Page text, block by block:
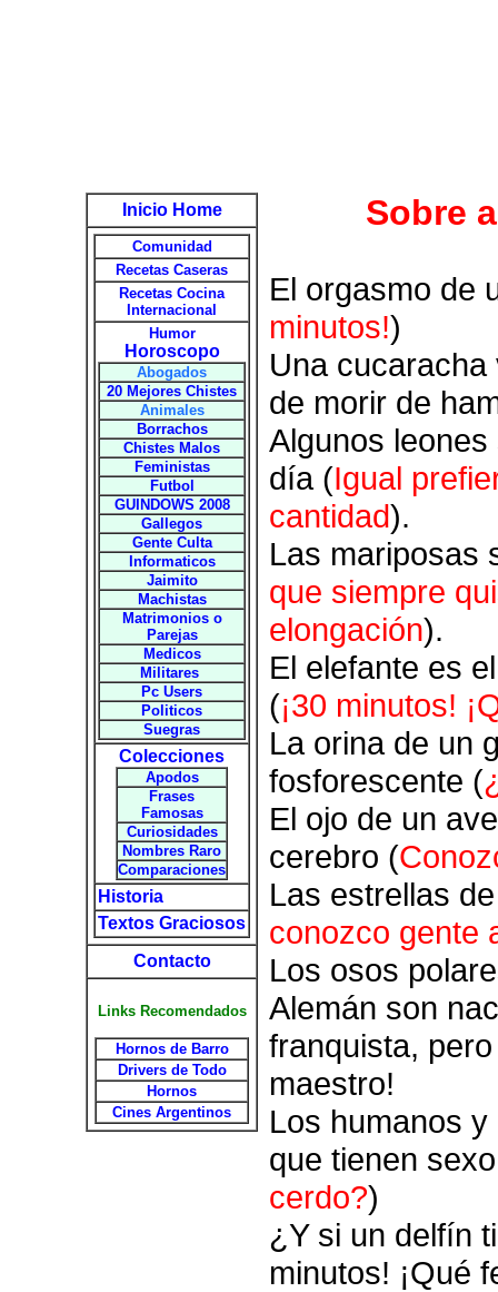
Inicio Home
Comunidad
Recetas Caseras
Recetas Cocina
Internacional
Humor
Horoscopo
Abogados
20 Mejores Chistes
Animales
Borrachos
Chistes Malos
Feministas
Futbol
GUINDOWS 2008
Gallegos
Gente Culta
Informaticos
Jaimito
Machistas
Matrimonios o
Parejas
Medicos
Militares
Pc Users
Politicos
Suegras
Colecciones
Apodos
Frases
Famosas
Curiosidades
Nombres Raro
Comparaciones
Historia
Textos Graciosos
Contacto
Links Recomendados
Hornos de Barro
Drivers de Todo
Hornos
Cines Argentinos
Sobre
El orgasmo de
minutos!)
Una
de morir de
Algunos
día (Igual
cantidad).
Las mariposas
que siempre
elongación).
El elefante es
(¡30 minutos!
La orina de un
fosforescente (
El ojo de un
cerebro (
Las estrellas
conozco gente
Los osos
Alemán son
franquista,
maestro!
Los humanos
que tienen
cerdo?)
¿Y si un delfín
minutos! ¡Qué